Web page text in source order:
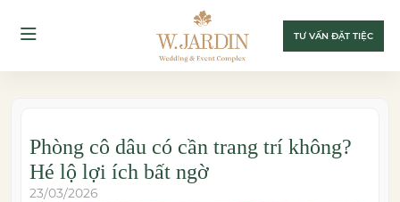
TƯ VẤN ĐẶT TIỆC
Phòng cô dâu có cần trang trí không?
Hé lộ lợi ích bất ngờ
23/03/2026